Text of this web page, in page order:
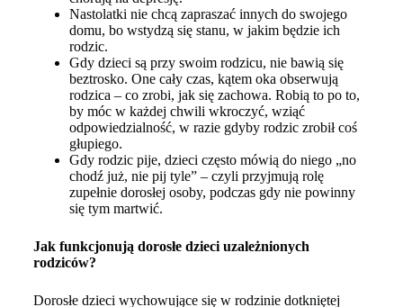
Nastolatki nie chcą zapraszać innych do swojego
domu, bo wstydzą się stanu, w jakim będzie ich
rodzic.
Gdy dzieci są przy swoim rodzicu, nie bawią się
beztrosko. One cały czas, kątem oka obserwują
rodzica – co zrobi, jak się zachowa. Robią to po to,
by móc w każdej chwili wkroczyć, wziąć
odpowiedzialność, w razie gdyby rodzic zrobił coś
głupiego.
Gdy rodzic pije, dzieci często mówią do niego „no
chodź już, nie pij tyle” – czyli przyjmują rolę
zupełnie dorosłej osoby, podczas gdy nie powinny
się tym martwić.
Jak funkcjonują dorosłe dzieci uzależnionych
rodziców?
Dorosłe dzieci wychowujące się w rodzinie dotkniętej